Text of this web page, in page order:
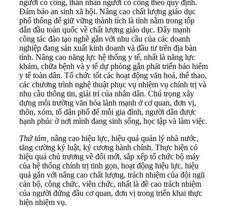
người có công, thân nhân người có công theo quy định.
Đảm bảo an sinh xã hội. Nâng cao chất lượng giáo dục
phổ thông để giữ vững thành tích là tỉnh nằm trong tốp
dẫn đầu toàn quốc về chất lượng giáo dục. Đẩy mạnh
công tác đào tạo nghề gắn với nhu cầu của các doanh
nghiệp đang sản xuất kinh doanh và đầu tư trên địa bàn
tỉnh. Nâng cao năng lực hệ thống y tế, nhất là năng lực
khám, chữa bệnh và y tế dự phòng gắn phát triển bảo hiểm
y tế toàn dân. Tổ chức tốt các hoạt động văn hoá, thể thao,
các chương trình nghệ thuật phục vụ nhiệm vụ chính trị và
nhu cầu thông tin, giải trí của nhân dân. Chú trọng xây
dựng môi trường văn hóa lành mạnh ở cơ quan, đơn vị,
thôn, xóm, tổ dân phố để mỗi gia đình, người dân được
hạnh phúc ở nơi mình đang sinh sống, học tập và làm việc.
Thứ tám, nâng cao hiệu lực, hiệu quả quản lý nhà nước,
tăng cường kỷ luật, kỷ cương hành chính. Thực hiện có
hiệu quả chủ trương về đổi mới, sắp xếp tổ chức bộ máy
của hệ thống chính trị tinh gọn, hoạt động hiệu lực, hiệu
quả gắn với nâng cao chất lượng, trách nhiệm của đội ngũ
cán bộ, công chức, viên chức, nhất là đề cao trách nhiệm
của người đứng đầu cơ quan, đơn vị trong triển khai thực
hiện nhiệm vụ.